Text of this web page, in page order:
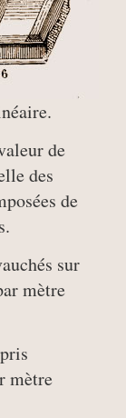
de
des
de
sur
mètre
mètre